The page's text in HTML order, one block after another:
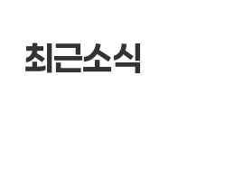
최근소식